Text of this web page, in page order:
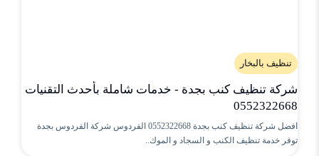
تنظيف بالبخار
شركة تنظيف كنب بجدة - خدمات شاملة بأحدث التقنيات
0552322668
افضل شركة تنظيف كنب بجدة 0552322668 الفردوس شركة الفردوس بجدة
توفر خدمة تنظيف الكنب و السجاد و الموك..